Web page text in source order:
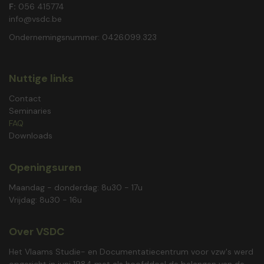
F: 056 415774
info@vsdc.be
Ondernemingsnummer: 0426.099.323
Nuttige links
Contact
Seminaries
FAQ
Downloads
Openingsuren
Maandag - donderdag: 8u30 - 17u
Vrijdag: 8u30 - 16u
Over VSDC
Het Vlaams Studie- en Documentatiecentrum voor vzw's werd